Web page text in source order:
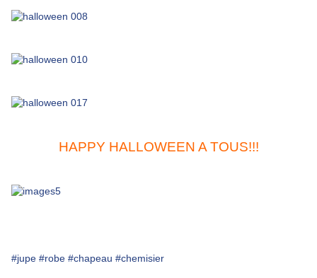
HAPPY HALLOWEEN A TOUS!!!
#jupe #robe #chapeau #chemisier